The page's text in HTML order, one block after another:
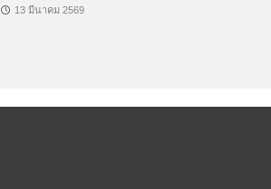
13 มีนาคม 2569